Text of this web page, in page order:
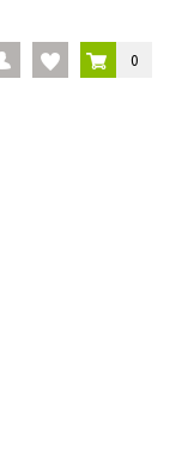
0